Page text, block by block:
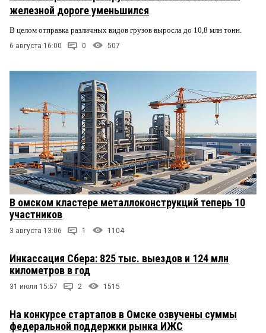
железной дороге уменьшился
В целом отправка различных видов грузов выросла до 10,8 млн тонн.
6 августа 16:00 0 507
В омском кластере металлоконструкций теперь 10
участников
3 августа 13:06 1 1104
Инкассация Сбера: 825 тыс. выездов и 124 млн
километров в год
31 июля 15:57 2 1515
На конкурсе стартапов в Омске озвучены суммы
федеральной поддержки рынка ИЖС